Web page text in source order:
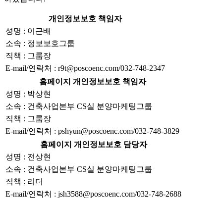
개인정보보호 책임자
성명 : 이근배
소속 : 정보보호그룹
직책 : 그룹장
E-mail/연락처 : r9t@poscoenc.com/032-748-2347
홈페이지 개인정보보호 책임자
성명 : 박상현
소속 : 건축사업본부 CS실 분양마케팅그룹
직책 : 그룹장
E-mail/연락처 : pshyun@poscoenc.com/032-748-3829
홈페이지 개인정보보호 담당자
성명 : 전상현
소속 : 건축사업본부 CS실 분양마케팅그룹
직책 : 리더
E-mail/연락처 : jsh3588@poscoenc.com/032-748-2688